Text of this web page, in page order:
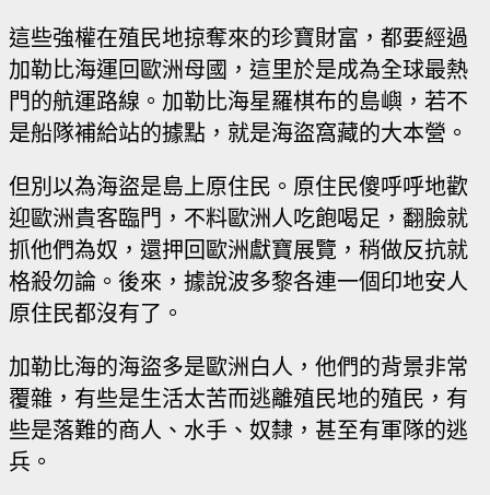
這些強權在殖民地掠奪來的珍寶財富，都要經過
加勒比海運回歐洲母國，這里於是成為全球最熱
門的航運路線。加勒比海星羅棋布的島嶼，若不
是船隊補給站的據點，就是海盜窩藏的大本營。
但別以為海盜是島上原住民。原住民傻呼呼地歡
迎歐洲貴客臨門，不料歐洲人吃飽喝足，翻臉就
抓他們為奴，還押回歐洲獻寶展覽，稍做反抗就
格殺勿論。後來，據說波多黎各連一個印地安人
原住民都沒有了。
加勒比海的海盜多是歐洲白人，他們的背景非常
覆雜，有些是生活太苦而逃離殖民地的殖民，有
些是落難的商人、水手、奴隸，甚至有軍隊的逃
兵。